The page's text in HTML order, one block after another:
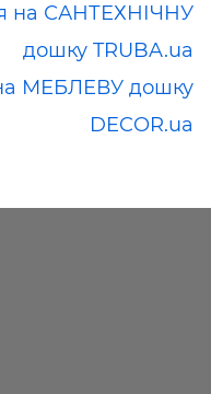
на САНТЕХНІЧНУ
дошку TRUBA.ua
МЕБЛЕВУ дошку
DECOR.ua